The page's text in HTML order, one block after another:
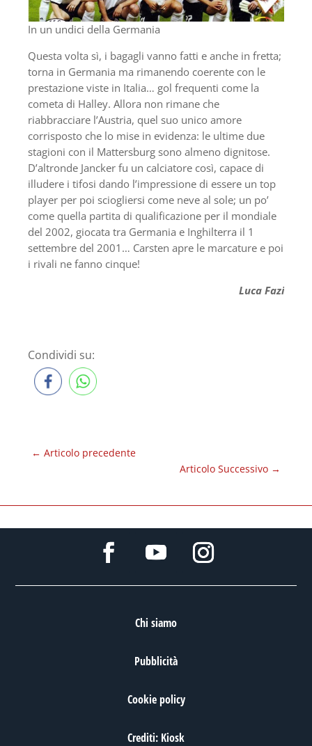
In un undici della Germania
Questa volta sì, i bagagli vanno fatti e anche in fretta;
torna in Germania ma rimanendo coerente con le
prestazione viste in Italia… gol frequenti come la
cometa di Halley. Allora non rimane che
riabbracciare l’Austria, quel suo unico amore
corrisposto che lo mise in evidenza: le ultime due
stagioni con il Mattersburg sono almeno dignitose.
D’altronde Jancker fu un calciatore così, capace di
illudere i tifosi dando l’impressione di essere un top
player per poi sciogliersi come neve al sole; un po’
come quella partita di qualificazione per il mondiale
del 2002, giocata tra Germania e Inghilterra il 1
settembre del 2001… Carsten apre le marcature e poi
i rivali ne fanno cinque!
Luca Fazi
Condividi su:
← Articolo precedente
Articolo Successivo →
Chi siamo
Pubblicità
Cookie policy
Crediti: Kiosk